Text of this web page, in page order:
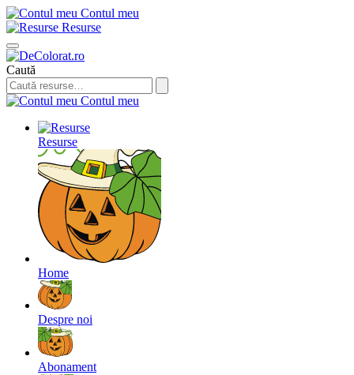
Contul meu
Resurse
Caută
Contul meu
Resurse
Home
Despre noi
Abonament